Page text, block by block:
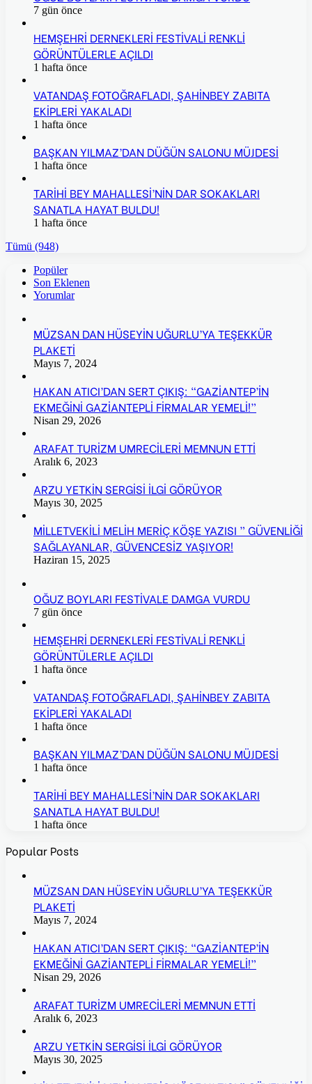
7 gün önce
HEMŞEHRİ DERNEKLERİ FESTİVALİ RENKLİ
GÖRÜNTÜLERLE AÇILDI
1 hafta önce
VATANDAŞ FOTOĞRAFLADI, ŞAHİNBEY ZABITA
EKİPLERİ YAKALADI
1 hafta önce
BAŞKAN YILMAZ’DAN DÜĞÜN SALONU MÜJDESİ
1 hafta önce
TARİHİ BEY MAHALLESİ’NİN DAR SOKAKLARI
SANATLA HAYAT BULDU!
1 hafta önce
Tümü (948)
Popüler
Son Eklenen
Yorumlar
MÜZSAN DAN HÜSEYİN UĞURLU’YA TEŞEKKÜR
PLAKETİ
Mayıs 7, 2024
HAKAN ATICI’DAN SERT ÇIKIŞ: “GAZİANTEP’İN
EKMEĞİNİ GAZİANTEPLİ FİRMALAR YEMELİ!”
Nisan 29, 2026
ARAFAT TURİZM UMRECİLERİ MEMNUN ETTİ
Aralık 6, 2023
ARZU YETKİN SERGİSİ İLGİ GÖRÜYOR
Mayıs 30, 2025
MİLLETVEKİLİ MELİH MERİÇ KÖŞE YAZISI ” GÜVENLİĞİ
SAĞLAYANLAR, GÜVENCESİZ YAŞIYOR!
Haziran 15, 2025
OĞUZ BOYLARI FESTİVALE DAMGA VURDU
7 gün önce
HEMŞEHRİ DERNEKLERİ FESTİVALİ RENKLİ
GÖRÜNTÜLERLE AÇILDI
1 hafta önce
VATANDAŞ FOTOĞRAFLADI, ŞAHİNBEY ZABITA
EKİPLERİ YAKALADI
1 hafta önce
BAŞKAN YILMAZ’DAN DÜĞÜN SALONU MÜJDESİ
1 hafta önce
TARİHİ BEY MAHALLESİ’NİN DAR SOKAKLARI
SANATLA HAYAT BULDU!
1 hafta önce
Popular Posts
MÜZSAN DAN HÜSEYİN UĞURLU’YA TEŞEKKÜR
PLAKETİ
Mayıs 7, 2024
HAKAN ATICI’DAN SERT ÇIKIŞ: “GAZİANTEP’İN
EKMEĞİNİ GAZİANTEPLİ FİRMALAR YEMELİ!”
Nisan 29, 2026
ARAFAT TURİZM UMRECİLERİ MEMNUN ETTİ
Aralık 6, 2023
ARZU YETKİN SERGİSİ İLGİ GÖRÜYOR
Mayıs 30, 2025